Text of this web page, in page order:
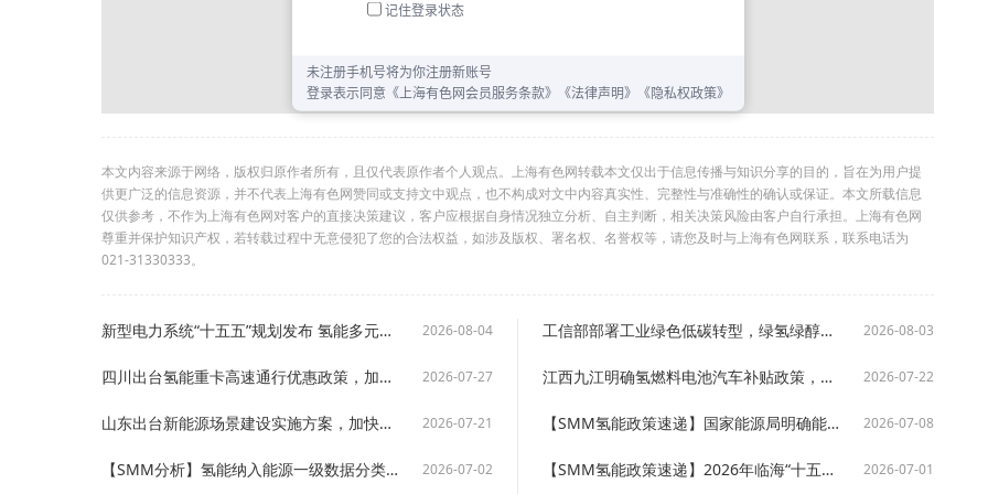
本文内容来源于网络，版权归原作者所有，且仅代表原作者个人观点。上海有色网转载本文仅出于信息传播与知识分享的目的，旨在为用户提
供更广泛的信息资源，并不代表上海有色网赞同或支持文中观点，也不构成对文中内容真实性、完整性与准确性的确认或保证。本文所载信息
仅供参考，不作为上海有色网对客户的直接决策建议，客户应根据自身情况独立分析、自主判断，相关决策风险由客户自行承担。上海有色网
尊重并保护知识产权，若转载过程中无意侵犯了您的合法权益，如涉及版权、署名权、名誉权等，请您及时与上海有色网联系，联系电话为
021-31330333。
新型电力系统“十五五”规划发布 氢能多元应用空间进一步打开 2026-08-04 工信部部署工业绿色低碳转型，绿氢绿醇规模化应用提速 2026-08-03
四川出台氢能重卡高速通行优惠政策，加快推进绿色运输应用 2026-07-27 江西九江明确氢燃料电池汽车补贴政策，细化车辆购置及运营支持措施 2026-07-22
山东出台新能源场景建设实施方案，加快绿氢等示范应用落地 2026-07-21 【SMM氢能政策速递】国家能源局明确能源数据分类规则，氢能纳入能源品种一级类别 2026-07-08
【SMM分析】氢能纳入能源一级数据分类：政策红利落地，产业格局迎来重构 2026-07-02 【SMM氢能政策速递】2026年临海“十五五”规划落地 多维布局氢能与新型储能产业发展 2026-07-01